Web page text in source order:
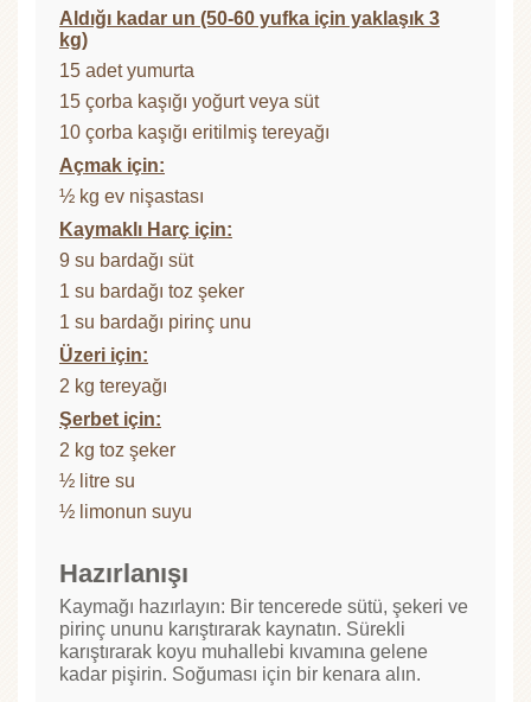
Aldığı kadar un (50-60 yufka için yaklaşık 3
kg)
15 adet yumurta
15 çorba kaşığı yoğurt veya süt
10 çorba kaşığı eritilmiş tereyağı
Açmak için:
½ kg ev nişastası
Kaymaklı Harç için:
9 su bardağı süt
1 su bardağı toz şeker
1 su bardağı pirinç unu
Üzeri için:
2 kg tereyağı
Şerbet için:
2 kg toz şeker
½ litre su
½ limonun suyu
Hazırlanışı
Kaymağı hazırlayın: Bir tencerede sütü, şekeri ve
pirinç ununu karıştırarak kaynatın. Sürekli
karıştırarak koyu muhallebi kıvamına gelene
kadar pişirin. Soğuması için bir kenara alın.